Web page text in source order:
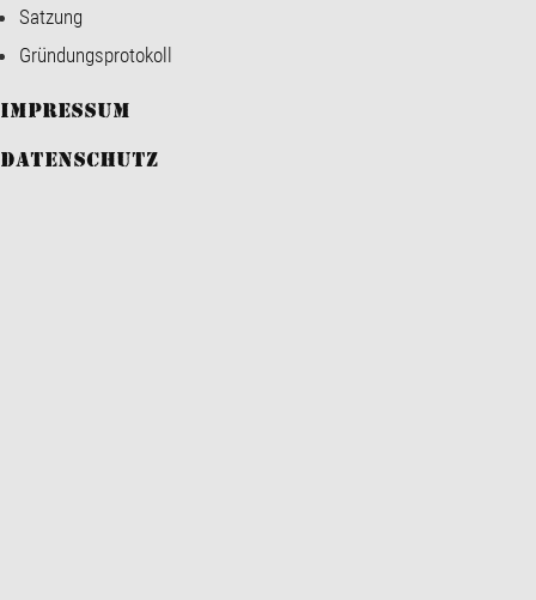
Satzung
Gründungsprotokoll
Impressum
Datenschutz